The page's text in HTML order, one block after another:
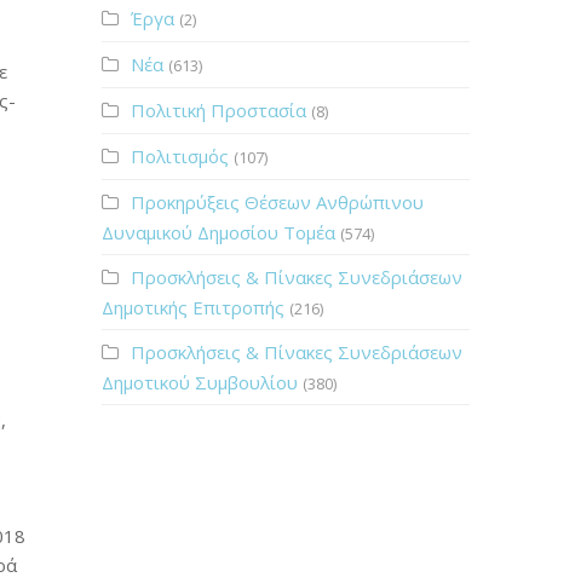
Έργα (2)
Νέα (613)
Πολιτική Προστασία (8)
Πολιτισμός (107)
Προκηρύξεις Θέσεων Ανθρώπινου
Δυναμικού Δημοσίου Τομέα (574)
Προσκλήσεις & Πίνακες Συνεδριάσεων
Δημοτικής Επιτροπής (216)
Προσκλήσεις & Πίνακες Συνεδριάσεων
Δημοτικού Συμβουλίου (380)